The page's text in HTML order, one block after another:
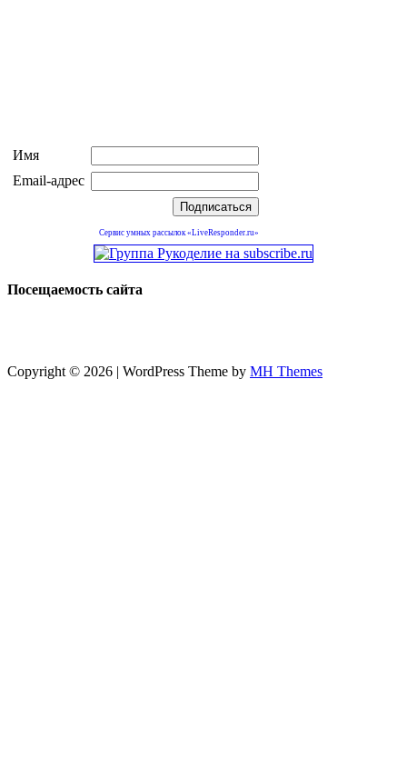
Имя
Email-адрес
Сервис умных рассылок «LiveResponder.ru»
Посещаемость сайта
Copyright © 2026 | WordPress Theme by MH Themes